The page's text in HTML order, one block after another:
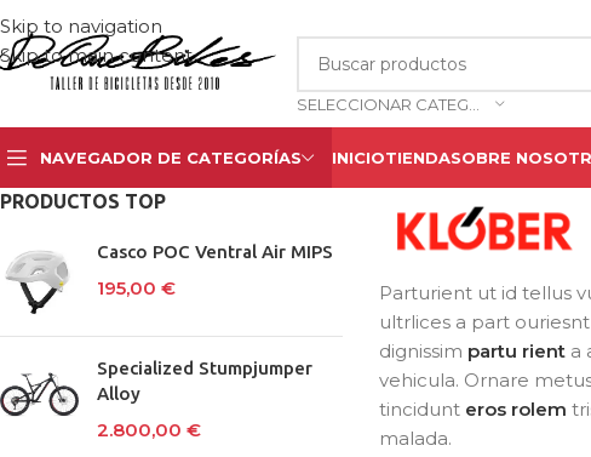
Skip to navigation
Skip to main content
NAVEGADOR DE CATEGORÍAS INICIOTIENDASOBRE
PRODUCTOS TOP
Casco POC Ventral Air MIPS
195,00 €
Specialized Stumpjumper
Alloy
2.800,00 €
Parturient ut id tellus
ultrlices a part
dignissim partu rienta
vehicula. Ornare
tincidunt eros rolem
malada.